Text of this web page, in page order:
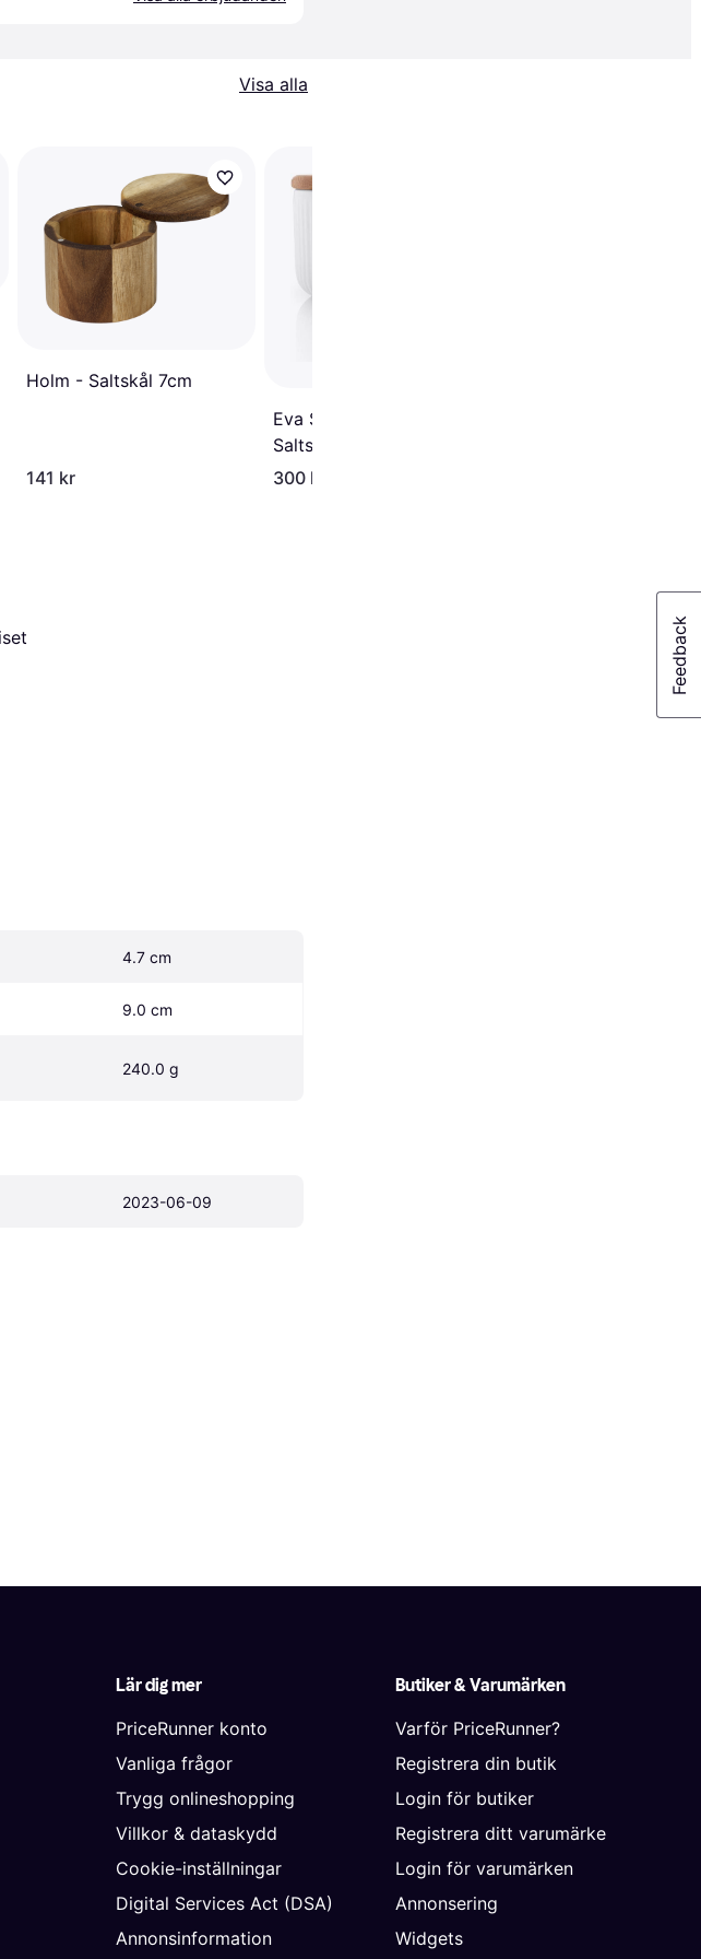
Visa alla
Holm - Saltskål 7cm
141 kr
Eva Solo Trio Legio Nova
Saltskål 11cm
300 kr
4.7 cm
9.0 cm
240.0 g
2023-06-09
Lär dig mer
PriceRunner konto
Vanliga frågor
Trygg onlineshopping
Villkor & dataskydd
Cookie-inställningar
Digital Services Act (DSA)
Annonsinformation
Butiker & Varumärken
Varför PriceRunner?
Registrera din butik
Login för butiker
Registrera ditt varumärke
Login för varumärken
Annonsering
Widgets